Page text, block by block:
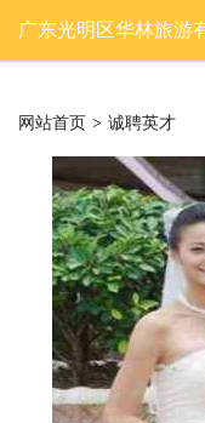
广东光明区华林旅游
网站首页 > 诚聘英才